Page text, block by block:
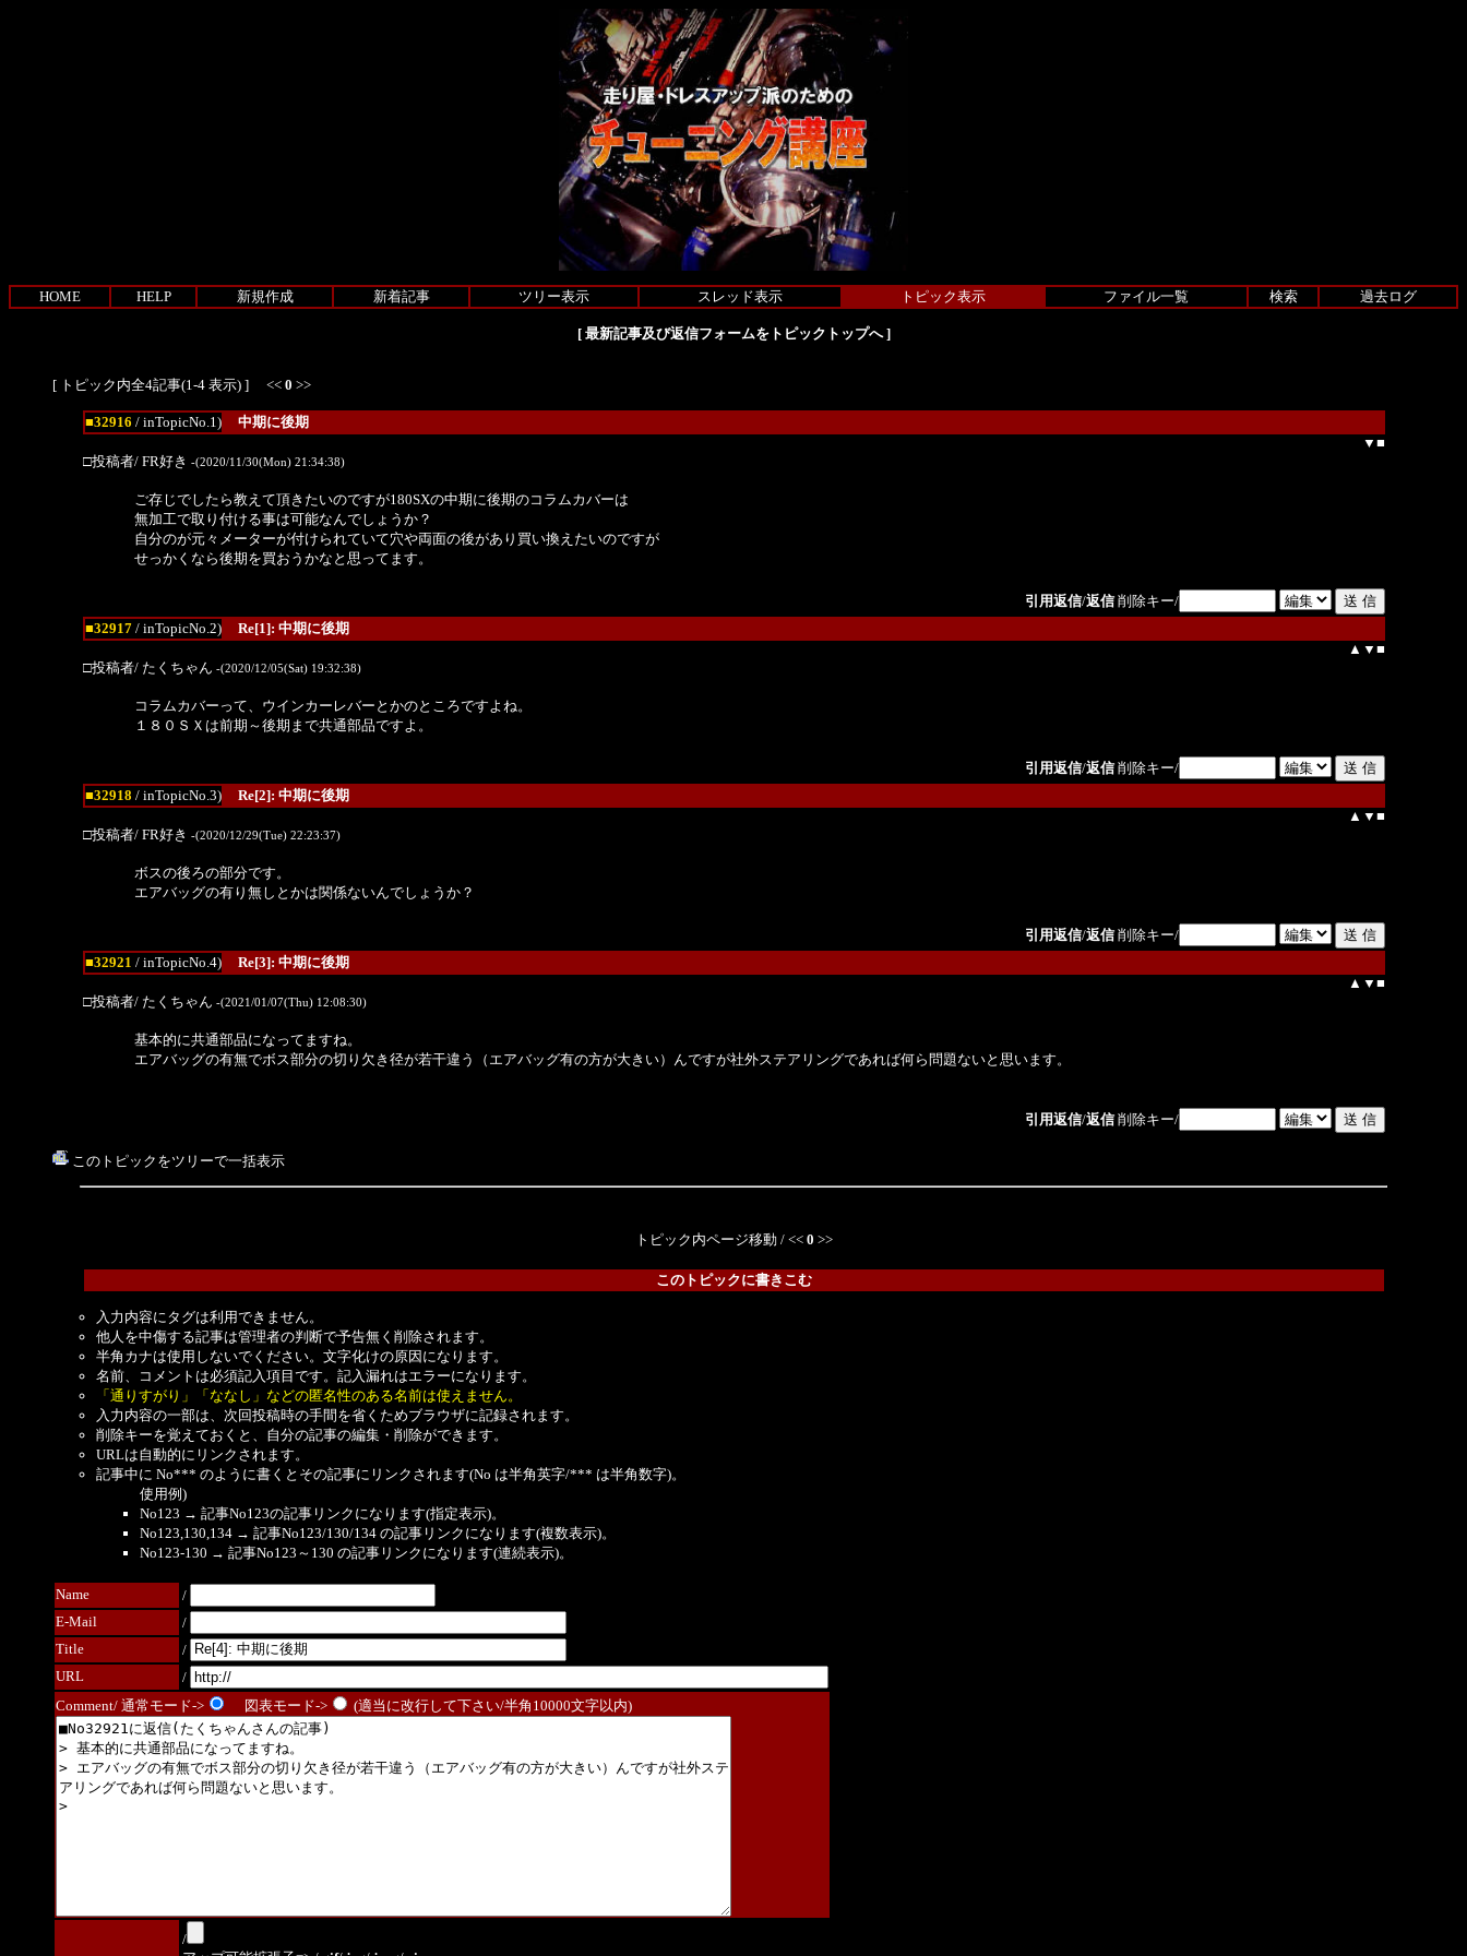
HOME HELP 新規作成 新着記事 ツリー表示 スレッド表示 トピック表示 ファイル一覧 検索 過去ログ
[ 最新記事及び返信フォームをトピックトップへ]
[ トピック内全4記事(1-4 表示) ] << 0 >>
■32916 / inTopicNo.1)
中期に後期
▼ ■
□投稿者/ FR好き -(2020/11/30(Mon) 21:34:38)
ご存じでしたら教えて頂きたいのですが180SXの中期に後期のコラムカバーは
無加工で取り付ける事は可能なんでしょうか？
自分のが元々メーターが付けられていて穴や両面の後があり買い換えたいのですが
せっかくなら後期を買おうかなと思ってます。
引用返信/返信 削除キー/
■32917/ inTopicNo.2)
Re[1]: 中期に後期
▲ ▼ ■
□投稿者/ たくちゃん -(2020/12/05(Sat) 19:32:38)
コラムカバーって、ウインカーレバーとかのところですよね。
１８０ＳＸは前期～後期まで共通部品ですよ。
引用返信/返信 削除キー/
■32918 / inTopicNo.3)
Re[2]: 中期に後期
▲ ▼ ■
□投稿者/ FR好き -(2020/12/29(Tue) 22:23:37)
ボスの後ろの部分です。
エアバッグの有り無しとかは関係ないんでしょうか？
引用返信/返信 削除キー/
■32921 / inTopicNo.4)
Re[3]: 中期に後期
▲ ▼ ■
□投稿者/ たくちゃん -(2021/01/07(Thu) 12:08:30)
基本的に共通部品になってますね。
エアバッグの有無でボス部分の切り欠き径が若干違う（エアバッグ有の方が大きい）んですが社外ステアリングであれば何ら問題ないと思います。
引用返信/返信 削除キー/
このトピックをツリーで一括表示
トピック内ページ移動 / << 0 >>
このトピックに書きこむ
入力内容にタグは利用できません。
他人を中傷する記事は管理者の判断で予告無く削除されます。
半角カナは使用しないでください。文字化けの原因になります。
名前、コメントは必須記入項目です。記入漏れはエラーになります。
「通りすがり」「ななし」などの匿名性のある名前は使えません。
入力内容の一部は、次回投稿時の手間を省くためブラウザに記録されます。
削除キーを覚えておくと、自分の記事の編集・削除ができます。
URLは自動的にリンクされます。
記事中に No*** のように書くとその記事にリンクされます(No は半角英字/*** は半角数字)。
使用例)
No123 → 記事No123の記事リンクになります(指定表示)。
No123,130,134 → 記事No123/130/134 の記事リンクになります(複数表示)。
No123-130 → 記事No123～130 の記事リンクになります(連続表示)。
Name
/
E-Mail
/
Title
/
URL
/
Comment/ 通常モード->
図表モード-> (適当に改行して下さい/半角10000文字以内)
/